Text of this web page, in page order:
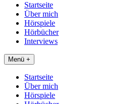
Startseite
Über mich
Hörspiele
Hörbücher
Interviews
Menü +
Startseite
Über mich
Hörspiele